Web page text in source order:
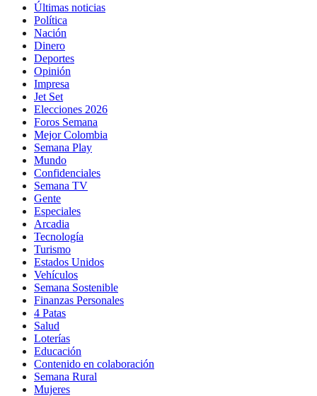
Últimas noticias
Política
Nación
Dinero
Deportes
Opinión
Impresa
Jet Set
Elecciones 2026
Foros Semana
Mejor Colombia
Semana Play
Mundo
Confidenciales
Semana TV
Gente
Especiales
Arcadia
Tecnología
Turismo
Estados Unidos
Vehículos
Semana Sostenible
Finanzas Personales
4 Patas
Salud
Loterías
Educación
Contenido en colaboración
Semana Rural
Mujeres